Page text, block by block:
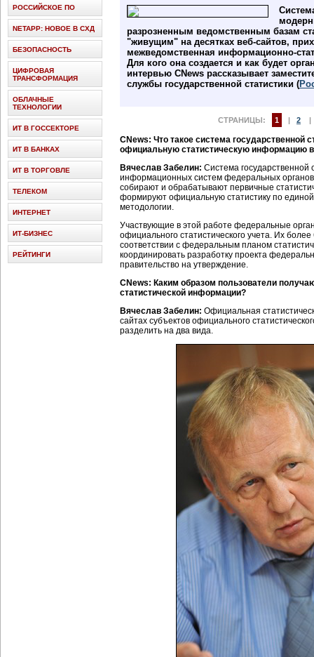
разрозненным ведомственным базам
"живущим" на десятках веб-сайтов,
межведомственная информационно-
Для кого она создается и как будет
интервью CNews рассказывает
службы государственной статистики (
СТРАНИЦЫ: 1 | 2
CNews: Что такое система государственной
официальную статистическую информацию в
Вячеслав Забелин: Система государственной
информационных систем федеральных
собирают и обрабатывают первичные
формируют официальную статистику по единой
методологии.
Участвующие в этой работе федеральные
официального статистического учета. Их
соответствии с федеральным планом
координировать разработку проекта
правительство на утверждение.
CNews: Каким образом пользователи
статистической информации?
Вячеслав Забелин: Официальная
сайтах субъектов официального
разделить на два вида.
РОССИЙСКОЕ ПО
NETAPP: НОВОЕ В СХД
БЕЗОПАСНОСТЬ
ЦИФРОВАЯ
ТРАНСФОРМАЦИЯ
ОБЛАЧНЫЕ
ТЕХНОЛОГИИ
ИТ В ГОССЕКТОРЕ
ИТ В БАНКАХ
ИТ В ТОРГОВЛЕ
ТЕЛЕКОМ
ИНТЕРНЕТ
ИТ-БИЗНЕС
РЕЙТИНГИ